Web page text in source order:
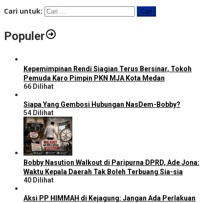
Cari untuk:
Populer
Kepemimpinan Rendi Siagian Terus Bersinar, Tokoh
Pemuda Karo Pimpin PKN MJA Kota Medan
66 Dilihat
Siapa Yang Gembosi Hubungan NasDem-Bobby?
54 Dilihat
Bobby Nasution Walkout di Paripurna DPRD, Ade Jona:
Waktu Kepala Daerah Tak Boleh Terbuang Sia-sia
40 Dilihat
Aksi PP HIMMAH di Kejagung: Jangan Ada Perlakuan